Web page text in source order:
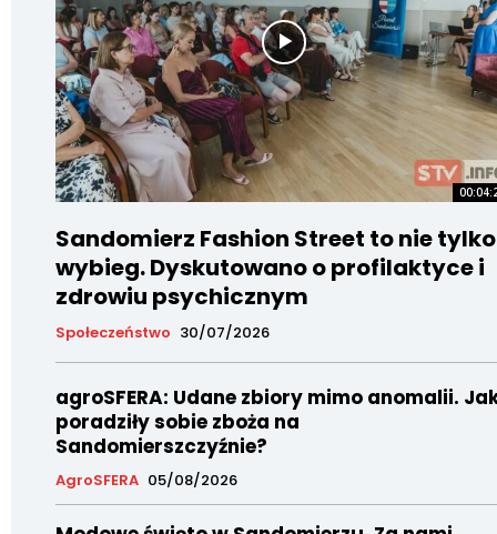
Sandomierz Fashion Street to nie tylko
wybieg. Dyskutowano o profilaktyce i
zdrowiu psychicznym
Społeczeństwo 30/07/2026
agroSFERA: Udane zbiory mimo anomalii.
poradziły sobie zboża na
Sandomierszczyźnie?
AgroSFERA 05/08/2026